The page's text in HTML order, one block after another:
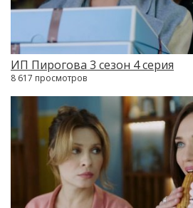
ИП Пирогова 3 сезон 4 серия
8 617 просмотров